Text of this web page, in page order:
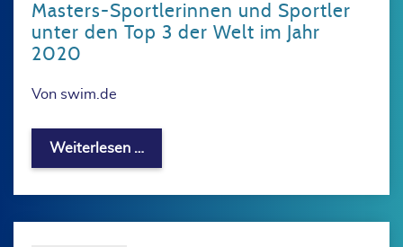
Masters-Sportlerinnen und Sportler
unter den Top 3 der Welt im Jahr
2020
Von swim.de
Weiterlesen …